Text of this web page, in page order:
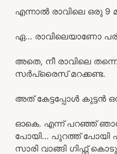
എന്നാൽ രാവിലെ ഒരു
ഏ… രാവിലെയാണോ
അതെ, നീ രാവിലെ
സർപ്രൈസ് മറക്കണ്ട.
അത് കേട്ടപ്പോൾ കുട്ടൻ
ഓകെ. എന്ന് പറഞ്ഞ്
പോയി… പുറത്ത് പോയി
സാരി വാങ്ങി ഗിഫ്റ്റ്